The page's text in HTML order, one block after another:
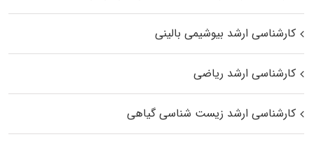
کارشناسی ارشد بیوشیمی بالینی
کارشناسی ارشد ریاضی
کارشناسی ارشد زیست‌ شناسی گیاهی